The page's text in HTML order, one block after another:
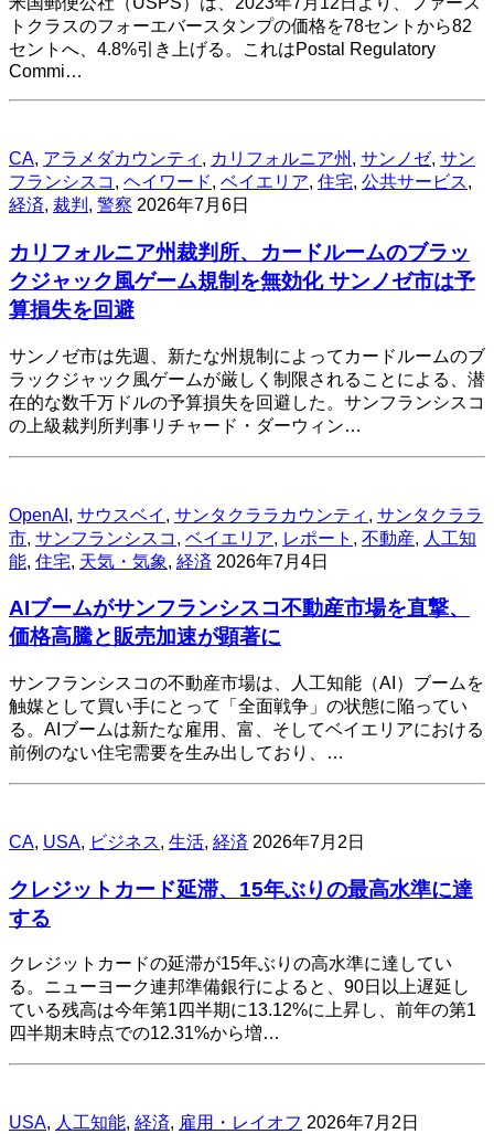
トクラスのフォーエバースタンプの価格を78セントから82
セントへ、4.8%引き上げる。これはPostal Regulatory
Commi…
CA, アラメダカウンティ , カリフォルニア州 , サンノゼ, サン
フランシスコ , ヘイワード, ベイエリア, 住宅, 公共サービス,
経済, 裁判 , 警察 2026年7月6日
カリフォルニア州裁判所、カードルームのブラッ
クジャック風ゲーム規制を無効化 サンノゼ市は予
算損失を回避
サンノゼ市は先週、新たな州規制によってカードルームのブ
ラックジャック風ゲームが厳しく制限されることによる、潜
在的な数千万ドルの予算損失を回避した。サンフランシスコ
の上級裁判所判事リチャード・ダーウィン…
OpenAI , サウスベイ , サンタクララカウンティ , サンタクララ
市, サンフランシスコ , ベイエリア, レポート , 不動産, 人工知
能, 住宅, 天気・気象, 経済 2026年7月4日
AIブームがサンフランシスコ不動産市場を直撃、
価格高騰と販売加速が顕著に
サンフランシスコの不動産市場は、人工知能（AI）ブームを
触媒として買い手にとって「全面戦争」の状態に陥ってい
る。AIブームは新たな雇用、富、そしてベイエリアにおける
前例のない住宅需要を生み出しており、…
CA, USA, ビジネス, 生活, 経済 2026年7月2日
クレジットカード延滞、15年ぶりの最高水準に達
する
クレジットカードの延滞が15年ぶりの高水準に達してい
る。ニューヨーク連邦準備銀行によると、90日以上遅延し
ている残高は今年第1四半期に13.12%に上昇し、前年の第1
四半期末時点での12.31%から増…
USA, 人工知能, 経済, 雇用・レイオフ 2026年7月2日